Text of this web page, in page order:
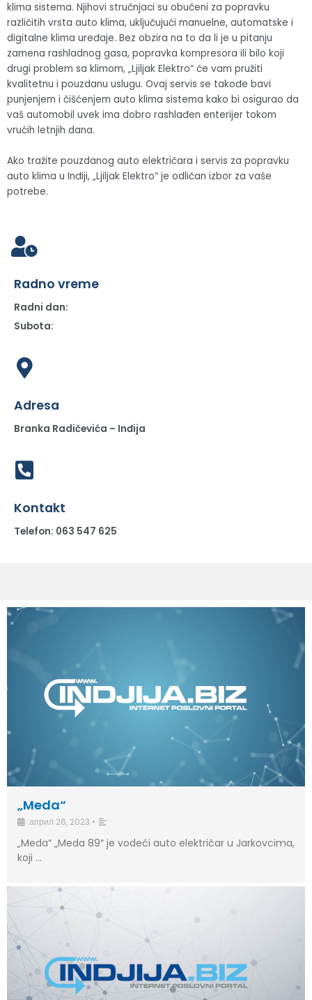
klima sistema. Njihovi stručnjaci su obučeni za popravku
različitih vrsta auto klima, uključujući manuelne, automatske i
digitalne klima uređaje. Bez obzira na to da li je u pitanju
zamena rashladnog gasa, popravka kompresora ili bilo koji
drugi problem sa klimom, „Ljiljak Elektro“ će vam pružiti
kvalitetnu i pouzdanu uslugu. Ovaj servis se takođe bavi
punjenjem i čišćenjem auto klima sistema kako bi osigurao da
vaš automobil uvek ima dobro rashlađen enterijer tokom
vrućih letnjih dana.
Ako tražite pouzdanog auto električara i servis za popravku
auto klima u Inđiji, „Ljiljak Elektro“ je odličan izbor za vaše
potrebe.
Radno vreme
Radni dan:
Subota:
Adresa
Branka Radičevića – Inđija
Kontakt
Telefon: 063 547 625
„Meda“
април 26, 2023 •
„Meda“ „Meda 89“ je vodeći auto električar u Jarkovcima,
koji …